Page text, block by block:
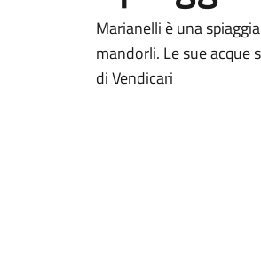
Marianelli è una
mandorli. Le sue acque
di Vendicari